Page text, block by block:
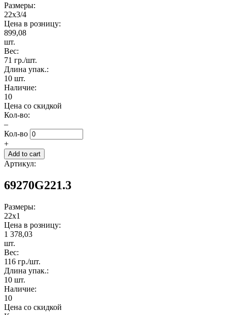
Размеры:
22x3/4
Цена в розницу:
899,08
шт.
Вес:
71 гр./шт.
Длина упак.:
10 шт.
Наличие:
10
Цена со скидкой
Кол-во:
–
Кол-во
+
Артикул:
69270G221.3
Размеры:
22x1
Цена в розницу:
1 378,03
шт.
Вес:
116 гр./шт.
Длина упак.:
10 шт.
Наличие:
10
Цена со скидкой